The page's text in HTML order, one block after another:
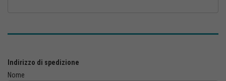
Indirizzo di spedizione
Nome